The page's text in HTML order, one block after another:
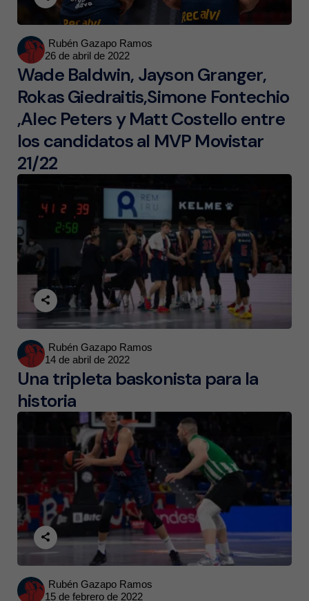
Posted
by
Rubén Gazapo Ramos
26 de abril de 2022
Wade Baldwin, Jayson Granger,
Rokas Giedraitis,Simone Fontechio
,Alec Peters y Matt Costello entre
los candidatos al MVP Movistar
21/22
Posted
by
Rubén Gazapo Ramos
14 de abril de 2022
Una tripleta baskonista para la
historia
Posted
Rubén Gazapo Ramos
15 de febrero de 2022